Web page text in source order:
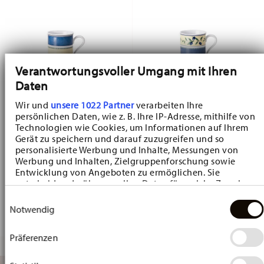
Verantwortungsvoller Umgang mit Ihren
Daten
Wir und unsere 1022 Partnerverarbeiten Ihre
persönlichen Daten, wie z. B. Ihre IP-Adresse, mithilfe von
Technologien wie Cookies, um Informationen auf Ihrem
Gerät zu speichern und darauf zuzugreifen und so
personalisierte Werbung und Inhalte, Messungen von
Werbung und Inhalten, Zielgruppenforschung sowie
Entwicklung von Angeboten zu ermöglichen. Sie
entscheiden darüber, wer Ihre Daten für welche Zwecke
Cookie-Erklärung oder durch Klicken auf das Privacy
Trigger Symbol ändern oder widerrufen
Wenn Sie es erlauben, würden wir auch gerne:
Notwendig
Präferenzen
Maria Theresia Medley - Mantova
Becher mit Henkel
CHF 25,50Price reduced from
CHF 30,00to
30-Tage-Bestpreis: CHF 27,00
Maria Theresia Medley - Valdemossa
Becher mit Henkel
CHF 25,50Price reduced
CHF 30,00to
30-Tage-Bestpreis: CHF 27,00